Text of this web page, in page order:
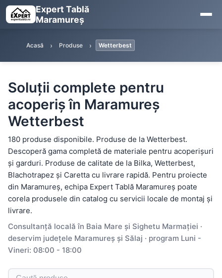
Expert Tablă
Maramureș
Acasă Produse Wetterbest
Soluții complete pentru
acoperiș în Maramureș
Wetterbest
180 produse disponibile. Produse de la Wetterbest.
Descoperă gama completă de materiale pentru acoperișuri
și garduri. Produse de calitate de la Bilka, Wetterbest,
Blachotrapez și Caretta cu livrare rapidă. Pentru proiecte
din Maramureș, echipa Expert Tablă Maramureș poate
corela produsele din catalog cu servicii locale de montaj și
livrare.
Consultanță locală în Baia Mare și Sighetu Marmației ·
deservim județele Maramureș și Sălaj · program Luni -
Vineri: 08:00 - 18:00
Caută produse